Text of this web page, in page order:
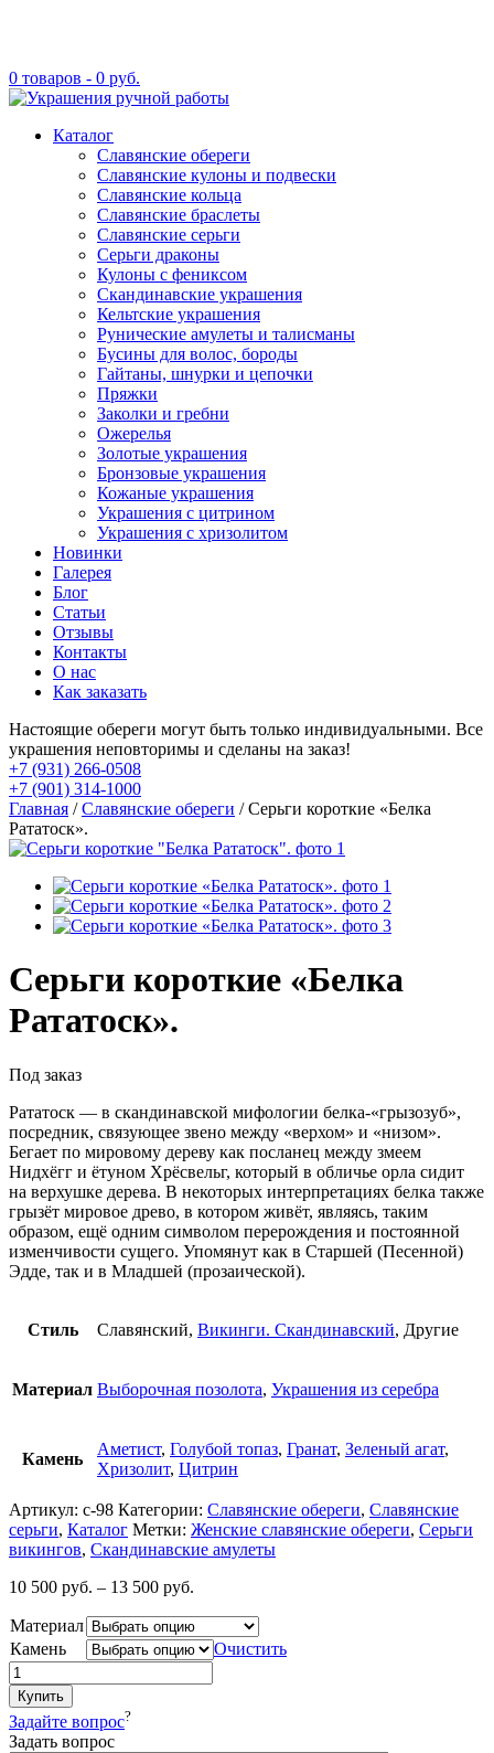
0 товаров - 0 руб.
Каталог
Славянские обереги
Славянские кулоны и подвески
Славянские кольца
Славянские браслеты
Славянские серьги
Серьги драконы
Кулоны с фениксом
Скандинавские украшения
Кельтские украшения
Рунические амулеты и талисманы
Бусины для волос, бороды
Гайтаны, шнурки и цепочки
Пряжки
Заколки и гребни
Ожерелья
Золотые украшения
Бронзовые украшения
Кожаные украшения
Украшения с цитрином
Украшения с хризолитом
Новинки
Галерея
Блог
Статьи
Отзывы
Контакты
О нас
Как заказать
Настоящие обереги могут быть только индивидуальными. Все
украшения неповторимы и сделаны на заказ!
+7 (931) 266-0508
+7 (901) 314-1000
Главная /Славянские обереги / Серьги короткие «Белка
Рататоск».
Серьги короткие «Белка
Рататоск».
Под заказ
Рататоск — в скандинавской мифологии белка-«грызозуб»,
посредник, связующее звено между «верхом» и «низом».
Бегает по мировому дереву как посланец между змеем
Нидхёгг и ётуном Хрёсвельг, который в обличье орла сидит
на верхушке дерева. В некоторых интерпретациях белка также
грызёт мировое древо, в котором живёт, являясь, таким
образом, ещё одним символом перерождения и постоянной
изменчивости сущего. Упомянут как в Старшей (Песенной)
Эдде, так и в Младшей (прозаической).
Стиль Славянский, Викинги. Скандинавский, Другие
Материал Выборочная позолота, Украшения из серебра
Камень
Аметист, Голубой топаз, Гранат, Зеленый агат,
Хризолит, Цитрин
Артикул: с-98 Категории: Славянские обереги, Славянские
серьги, Каталог Метки: Женские славянские обереги, Серьги
викингов, Скандинавские амулеты
10 500 руб. – 13 500 руб.
Материал
Камень
Очистить
Купить
Задайте вопрос?
Задать вопрос